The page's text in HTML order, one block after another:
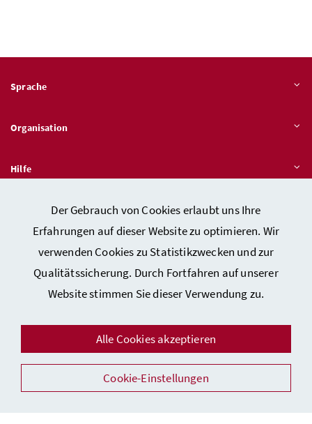
Der Gebrauch von Cookies erlaubt uns Ihre
Erfahrungen auf dieser Website zu optimieren. Wir
verwenden Cookies zu Statistikzwecken und zur
Qualitätssicherung. Durch Fortfahren auf unserer
Website stimmen Sie dieser Verwendung zu.
Alle Cookies akzeptieren
Cookie-Einstellungen
Sprache
Organisation
Hilfe
Quicklinks
Datenschutz
Sicherheit